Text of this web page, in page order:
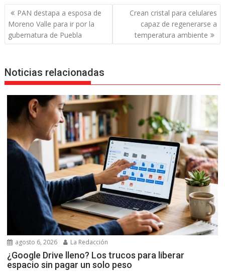
Navegación
de
entradas
PAN destapa a esposa de
Moreno Valle para ir por la
gubernatura de Puebla
Crean cristal para celulares
capaz de regenerarse a
temperatura ambiente
Noticias relacionadas
agosto 6, 2026 La Redacción
¿Google Drive lleno? Los trucos para liberar
espacio sin pagar un solo peso